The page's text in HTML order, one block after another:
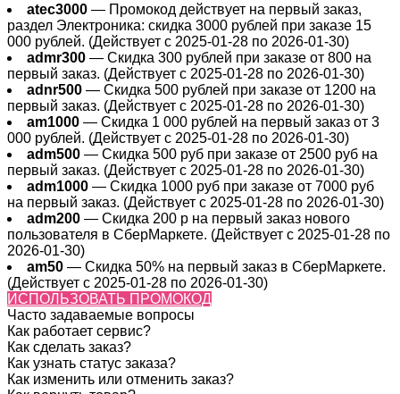
atec3000 — Промокод действует на первый заказ,
раздел Электроника: скидка 3000 рублей при заказе 15
000 рублей. (Действует с 2025-01-28 по 2026-01-30)
admr300 — Скидка 300 рублей при заказе от 800 на
первый заказ. (Действует с 2025-01-28 по 2026-01-30)
adnr500 — Скидка 500 рублей при заказе от 1200 на
первый заказ. (Действует с 2025-01-28 по 2026-01-30)
am1000 — Скидка 1 000 рублей на первый заказ от 3
000 рублей. (Действует с 2025-01-28 по 2026-01-30)
adm500 — Скидка 500 руб при заказе от 2500 руб на
первый заказ. (Действует с 2025-01-28 по 2026-01-30)
adm1000 — Скидка 1000 руб при заказе от 7000 руб
на первый заказ. (Действует с 2025-01-28 по 2026-01-30)
adm200 — Cкидка 200 р на первый заказ нового
пользователя в СберМаркете. (Действует с 2025-01-28 по
2026-01-30)
am50 — Скидка 50% на первый заказ в СберМаркете.
(Действует с 2025-01-28 по 2026-01-30)
ИСПОЛЬЗОВАТЬ ПРОМОКОД
Часто задаваемые вопросы
Как работает сервис?
Как сделать заказ?
Как узнать статус заказа?
Как изменить или отменить заказ?